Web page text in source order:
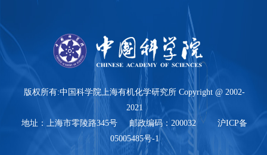
版权所有:中国科学院上海有机化学研究所 Copyright @ 2002-
2021
地址：上海市零陵路345号 邮政编码：200032 沪ICP备
05005485号-1